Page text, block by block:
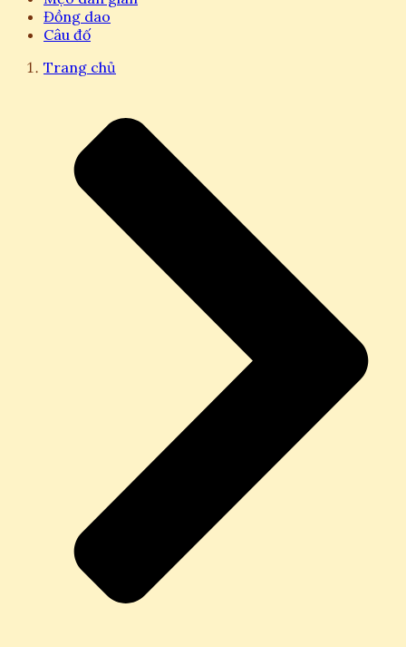
Đồng dao
Câu đố
Trang chủ